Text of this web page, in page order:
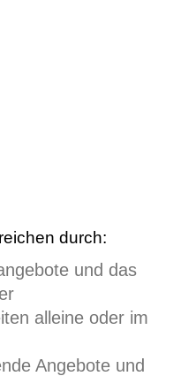
durch:
und das
alleine oder im
Angebote und